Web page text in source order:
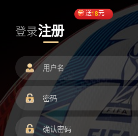
登录注册
送18元